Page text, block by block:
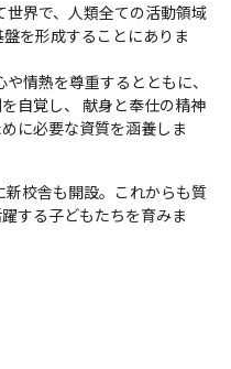
界で、人類全ての活動領域
を形成することにありま
情熱を尊重するとともに、
自覚し、 献身と奉仕の精神
に必要な資質を涵養しま
校舎も開設。これからも質
する子どもたちを育みま